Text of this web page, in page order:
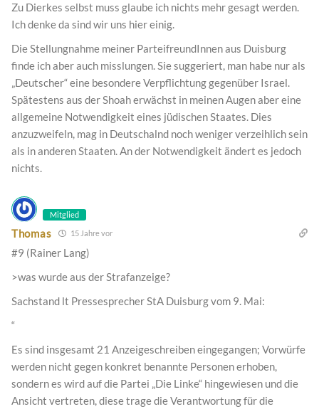
Zu Dierkes selbst muss glaube ich nichts mehr gesagt werden.
Ich denke da sind wir uns hier einig.
Die Stellungnahme meiner ParteifreundInnen aus Duisburg
finde ich aber auch misslungen. Sie suggeriert, man habe nur als
„Deutscher“ eine besondere Verpflichtung gegenüber Israel.
Spätestens aus der Shoah erwächst in meinen Augen aber eine
allgemeine Notwendigkeit eines jüdischen Staates. Dies
anzuzweifeln, mag in Deutschalnd noch weniger verzeihlich sein
als in anderen Staaten. An der Notwendigkeit ändert es jedoch
nichts.
Mitglied
Thomas 15 Jahre vor
#9 (Rainer Lang)
>was wurde aus der Strafanzeige?
Sachstand lt Pressesprecher StA Duisburg vom 9. Mai:
“
Es sind insgesamt 21 Anzeigeschreiben eingegangen; Vorwürfe
werden nicht gegen konkret benannte Personen erhoben,
sondern es wird auf die Partei „Die Linke“ hingewiesen und die
Ansicht vertreten, diese trage die Verantwortung für die